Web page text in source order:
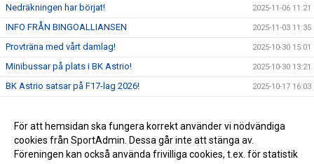
Nedräkningen har börjat! 2025-11-06 11:21
INFO FRÅN BINGOALLIANSEN 2025-11-03 11:35
Provträna med vårt damlag! 2025-10-30 15:01
Minibussar på plats i BK Astrio! 2025-10-30 13:21
BK Astrio satsar på F17-lag 2026! 2025-10-17 16:03
DM Final! 2025-09-24 11:26
BK Astrio startar under hösten gåfotboll! 2025-06-30 11:22
För att hemsidan ska fungera korrekt använder vi nödvändiga
cookies från SportAdmin. Dessa går inte att stänga av.
Föreningen kan också använda frivilliga cookies, t.ex. för statistik